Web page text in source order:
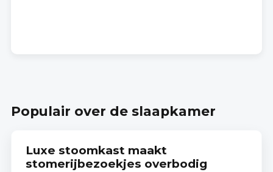
Populair over de slaapkamer
Luxe stoomkast maakt
stomerijbezoekjes overbodig